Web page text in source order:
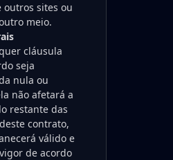
outros sites ou
meio.
cláusula
seja
nula ou
não afetará a
restante das
contrato,
válido e
de acordo